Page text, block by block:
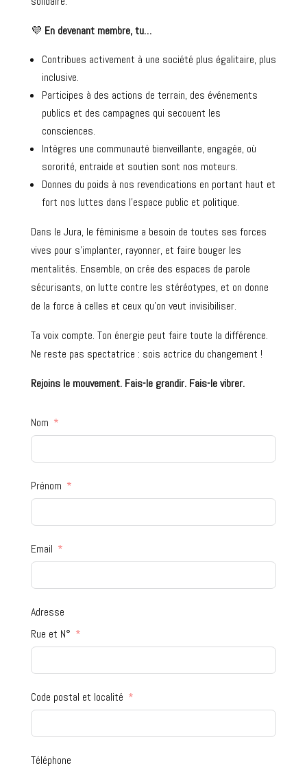
💜 En devenant membre, tu…
Contribues activement à une société plus égalitaire, plus
inclusive.
Participes à des actions de terrain, des événements
publics et des campagnes qui secouent les
consciences.
Intègres une communauté bienveillante, engagée, où
sororité, entraide et soutien sont nos moteurs.
Donnes du poids à nos revendications en portant haut et
fort nos luttes dans l’espace public et politique.
Dans le Jura, le féminisme a besoin de toutes ses forces
vives pour s’implanter, rayonner, et faire bouger les
mentalités. Ensemble, on crée des espaces de parole
sécurisants, on lutte contre les stéréotypes, et on donne
de la force à celles et ceux qu’on veut invisibiliser.
Ta voix compte. Ton énergie peut faire toute la différence.
Ne reste pas spectatrice : sois actrice du changement !
Rejoins le mouvement. Fais-le grandir. Fais-le vibrer.
Nom
Prénom
Email
Adresse
Rue et N°
Code postal et localité
Téléphone